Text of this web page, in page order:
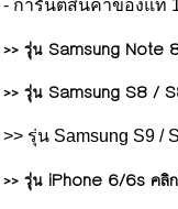
- การันตีสินค้าของแท้
>> รุ่น Samsung Note
>> รุ่น Samsung S8 /
>> รุ่น Samsung S9 /
>> รุ่น iPhone 6/6s คลิ